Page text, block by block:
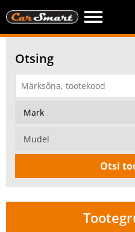
Otsing
Otsi